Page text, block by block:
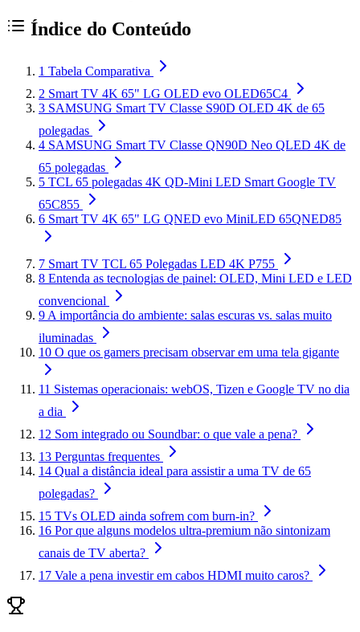
Índice do Conteúdo
1 Tabela Comparativa
2 Smart TV 4K 65" LG OLED evo OLED65C4
3 SAMSUNG Smart TV Classe S90D OLED 4K de 65
polegadas
4 SAMSUNG Smart TV Classe QN90D Neo QLED 4K de
65 polegadas
5 TCL 65 polegadas 4K QD-Mini LED Smart Google TV
65C855
6 Smart TV 4K 65" LG QNED evo MiniLED 65QNED85
7 Smart TV TCL 65 Polegadas LED 4K P755
8 Entenda as tecnologias de painel: OLED, Mini LED e LED
convencional
9 A importância do ambiente: salas escuras vs. salas muito
iluminadas
10 O que os gamers precisam observar em uma tela gigante
11 Sistemas operacionais: webOS, Tizen e Google TV no dia
a dia
12 Som integrado ou Soundbar: o que vale a pena?
13 Perguntas frequentes
14 Qual a distância ideal para assistir a uma TV de 65
polegadas?
15 TVs OLED ainda sofrem com burn-in?
16 Por que alguns modelos ultra-premium não sintonizam
canais de TV aberta?
17 Vale a pena investir em cabos HDMI muito caros?